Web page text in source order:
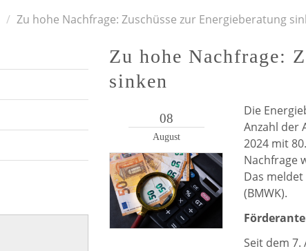
Zu hohe Nachfrage: Zuschüsse zur Energieberatung
Zu hohe Nachfrage:
sinken
08
August
Die
Anzahl der
2024 mit
Nachfrage
Das
(BMWK).
Seit dem